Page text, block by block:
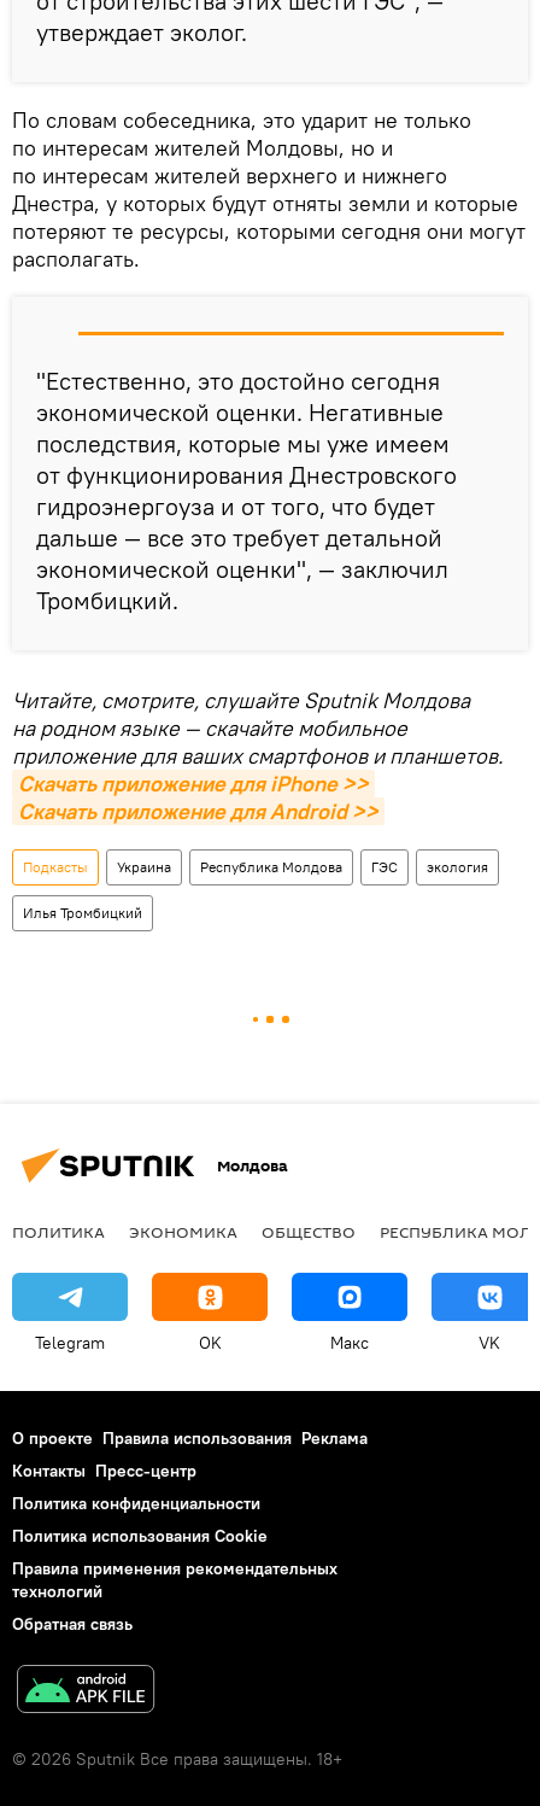
утверждает эколог.
По словам собеседника, это ударит не только
по интересам жителей Молдовы, но и
по интересам жителей верхнего и нижнего
Днестра, у которых будут отняты земли и которые
потеряют те ресурсы, которыми сегодня они могут
располагать.
"Естественно, это достойно сегодня
экономической оценки. Негативные
последствия, которые мы уже имеем
от функционирования Днестровского
гидроэнергоуза и от того, что будет
дальше — все это требует детальной
экономической оценки", — заключил
Тромбицкий.
Читайте, смотрите, слушайте Sputnik Молдова
на родном языке — скачайте мобильное
приложение для ваших смартфонов и планшетов.
Скачать приложение для iPhone >>
Скачать приложение для Android >>
Подкасты Украина Республика Молдова ГЭС экология
Илья Тромбицкий
Молдова
ПОЛИТИКА ЭКОНОМИКА ОБЩЕСТВО РЕСПУБЛИКА
Telegram OK Макс VK
О проекте Правила использования Реклама
Контакты Пресс-центр
Политика конфиденциальности
Политика использования Cookie
Правила применения рекомендательных
технологий
Обратная связь
© 2026 Sputnik Все права защищены. 18+